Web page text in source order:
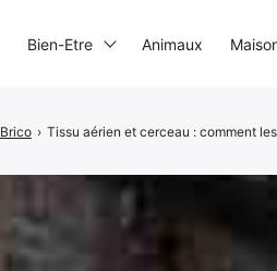
Brico › Tissu aérien et cerceau : comment
Bien-Etre Animaux
Rechercher